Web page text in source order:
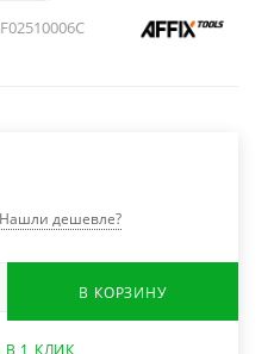
Нашли дешевле?
В КОРЗИНУ
В 1 КЛИК